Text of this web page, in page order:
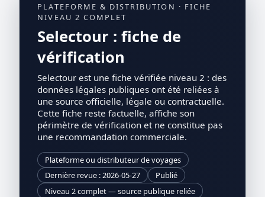
PLATEFORME & DISTRIBUTION · FICHE
NIVEAU 2 COMPLET
Selectour : fiche de
vérification
Selectour est une fiche vérifiée niveau 2 : des
données légales publiques ont été reliées à
une source officielle, légale ou contractuelle.
Cette fiche reste factuelle, affiche son
périmètre de vérification et ne constitue pas
une recommandation commerciale.
Plateforme ou distributeur de voyages
Dernière revue : 2026-05-27
Publié
Niveau 2 complet — source publique reliée